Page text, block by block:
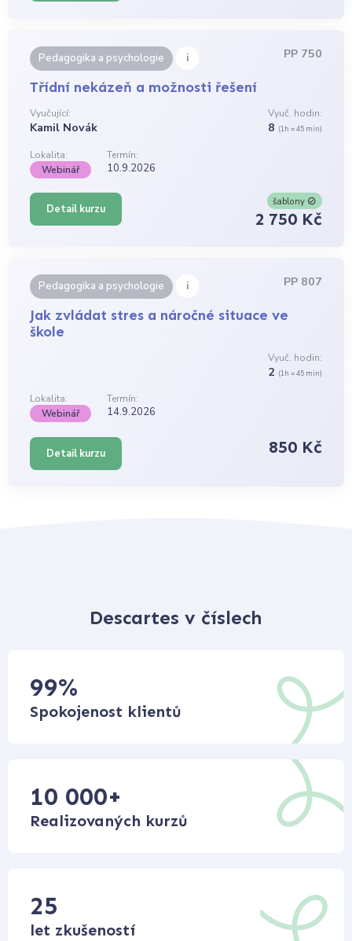
Pedagogika a psychologie i PP 750
Třídní nekázeň a možnosti řešení
Vyučující:
Kamil Novák
Vyuč. hodin:
8 (1h = 45 min)
Lokalita:
Termín:
Webinář
10.9.2026
Detail kurzu
šablony
2 750 Kč
Pedagogika a psychologie i PP 807
Jak zvládat stres a náročné situace ve
škole
Vyuč. hodin:
2 (1h = 45 min)
Lokalita:
Termín:
Webinář
14.9.2026
Detail kurzu 850 Kč
Descartes v číslech
99%
Spokojenost klientů
10 000+
Realizovaných kurzů
25
let zkušeností